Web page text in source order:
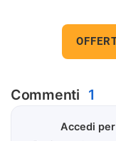
Commenti 1
Accedi